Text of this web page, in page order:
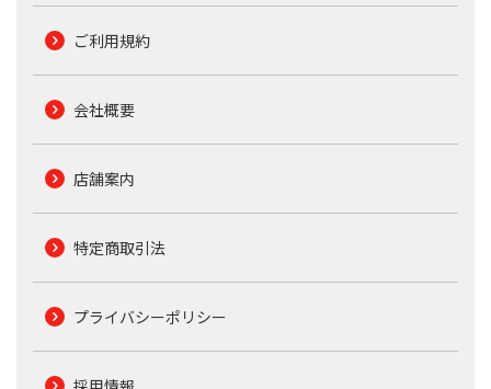
ご利用規約
会社概要
店舗案内
特定商取引法
プライバシーポリシー